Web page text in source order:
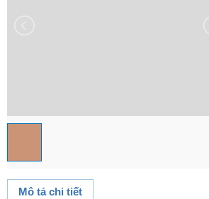
Mô tả chi tiết